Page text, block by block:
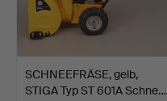
SCHNEEFRÄSE, gelb,
STIGA Typ ST 601A Schne…